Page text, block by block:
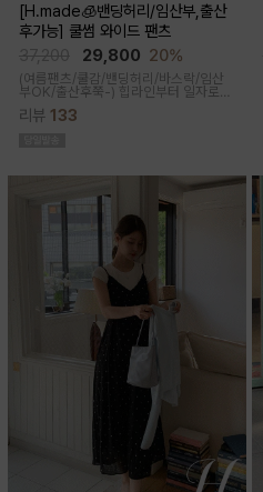
[H.made🧊밴딩허리/임산부,출산
후가능] 쿨썸 와이드 팬츠
29,800 20%
(여름팬츠/쿨감/밴딩허리/바스락/임산
부OK/출산후쭉-) 힙라인부터 일자로
툭-하고 떨어지는 와이드라인으로 체형
이 크게 드러나지않아요 데일리룩으로
리뷰 133